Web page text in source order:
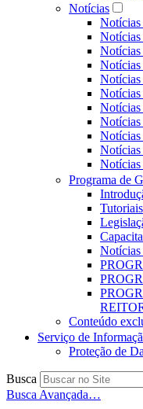
Notícias
Notícias
Notícias
Notícias
Notícias
Notícias
Notícias
Notícias
Notícias
Notícias
Notícias
Notícias
Programa de
Tutoriais
Conteúdo
Serviço de
Proteção de
Busca
Busca Avançada…